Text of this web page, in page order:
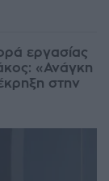
εργασίας
«Ανάγκη
στην